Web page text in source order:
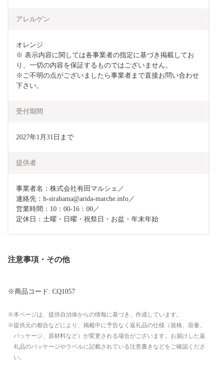
アレルゲン
オレンジ
※ 表示内容に関しては各事業者の指定に基づき掲載してお
り、一切の内容を保証するものではございません。
※ご不明の点がございましたら事業者まで直接お問い合わせ
下さい。
受付期間
2027年1月31日まで
提供者
事業者名：株式会社有田マルシェ／
連絡先：h-sirahama@arida-marche.info／
営業時間：10：00-16：00／
定休日：土曜・日曜・祝祭日・お盆・年末年始
注意事項・その他
※商品コード: CQ1057
本ページは、提供自治体からの情報に基づき、作成しています。
提供元の都合などにより、掲載中に予告なく返礼品の仕様（規格、容量、
パッケージ、原材料など）が変更される場合がございます。お届けした返
礼品のパッケージやラベルに記載されている注意書きなどをご確認くださ
い。